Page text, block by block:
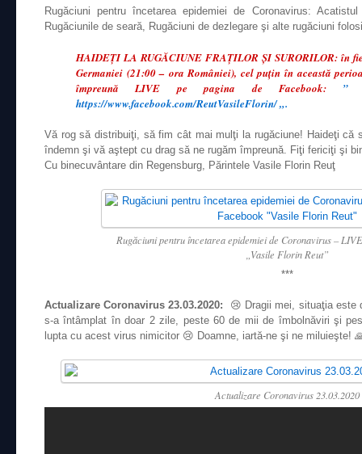
Rugăciuni pentru încetarea epidemiei de Coronavirus:
Rugăciunile de seară, Rugăciuni de dezlegare şi alte rugăciuni
HAIDEŢI LA RUGĂCIUNE FRAŢILOR ŞI SURORILOR: în
Germaniei (21:00 – ora României), cel puţin în această
împreună LIVE pe pagina de Facebook:
”
https://www.facebook.com/ReutVasileFlorin/ „.
Vă rog să distribuiţi, să fim cât mai mulţi la rugăciune! Haideţi că
îndemn şi vă aştept cu drag să ne rugăm împreună. Fiţi fericiţi şi
Cu binecuvântare din Regensburg, Părintele Vasile Florin Reuţ
Rugăciuni pentru încetarea epidemiei de Coronavirus –
„Vasile Florin Reut”
***
Actualizare Coronavirus 23.03.2020: 😢 Dragii mei, situaţia este
s-a întâmplat în doar 2 zile, peste 60 de mii de îmbolnăviri şi
lupta cu acest virus nimicitor 😢 Doamne, iartă-ne şi ne miluieşte!
Actualizare Coronavirus 23.03.2020